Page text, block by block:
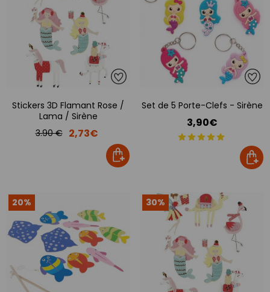
Stickers 3D Flamant Rose /
Lama / Sirène
3.90 € 2,73€
Set de 5 Porte-Clefs - Sirène
3,90€
20% 30%